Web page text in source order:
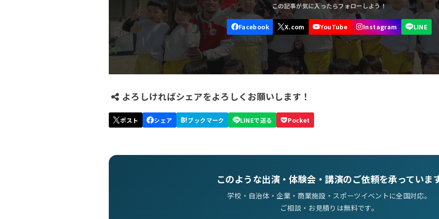
よろしければシェアをよろしくお願いします！
このような出演・体験会・講演のご依頼を承っていま
学校・自治体・企業・商業施設・スポーツイベントに全国対応。
ご相談・お見積りは無料です。